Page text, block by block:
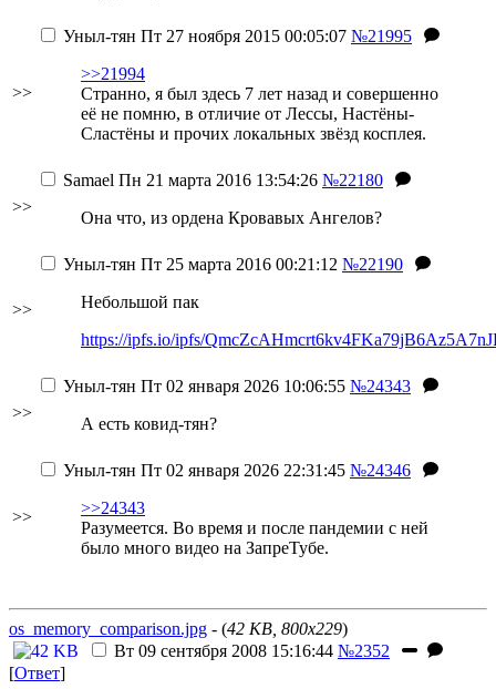
>>
Уныл-тян Пт 27 ноября 2015 00:05:07 №21995
>>21994
Странно, я был здесь 7 лет назад и совершенно
её не помню, в отличие от Лессы, Настёны-
Сластёны и прочих локальных звёзд косплея.
>>
Samael Пн 21 марта 2016 13:54:26 №22180
Она что, из ордена Кровавых Ангелов?
>>
Уныл-тян Пт 25 марта 2016 00:21:12 №22190
Небольшой пак
https://ipfs.io/ipfs/
>>
Уныл-тян Пт 02 января 2026 10:06:55 №24343
А есть ковид-тян?
>>
Уныл-тян Пт 02 января 2026 22:31:45 №24346
>>24343
Разумеется. Во время и после пандемии с ней
было много видео на ЗапреТубе.
os_memory_comparison.jpg - (42 KB, 800x229)
Вт 09 сентября 2008 15:16:44 №2352
[Ответ]